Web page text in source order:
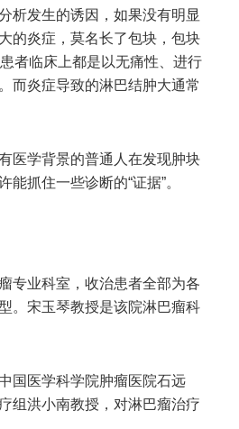
析发生的诱因，如果没有明显
的炎症，莫名长了包块，包块
者临床上都是以无痛性、进行
而炎症导致的淋巴结肿大通常
学背景的普通人在发现肿块
抓住一些诊断的“证据”。
专业科室，收治患者全部为各
。宋玉琴教授是该院淋巴瘤科
医学科学院肿瘤医院石远
组洪小南教授，对淋巴瘤治疗